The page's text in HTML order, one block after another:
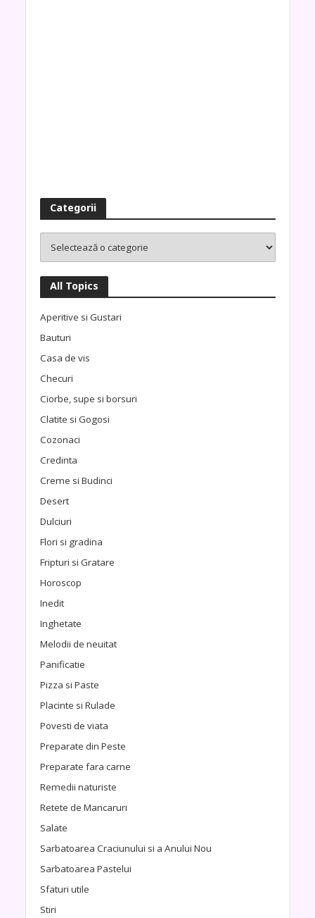
Categorii
All Topics
Aperitive si Gustari
Bauturi
Casa de vis
Checuri
Ciorbe, supe si borsuri
Clatite si Gogosi
Cozonaci
Credinta
Creme si Budinci
Desert
Dulciuri
Flori si gradina
Fripturi si Gratare
Horoscop
Inedit
Inghetate
Melodii de neuitat
Panificatie
Pizza si Paste
Placinte si Rulade
Povesti de viata
Preparate din Peste
Preparate fara carne
Remedii naturiste
Retete de Mancaruri
Salate
Sarbatoarea Craciunului si a Anului Nou
Sarbatoarea Pastelui
Sfaturi utile
Stiri